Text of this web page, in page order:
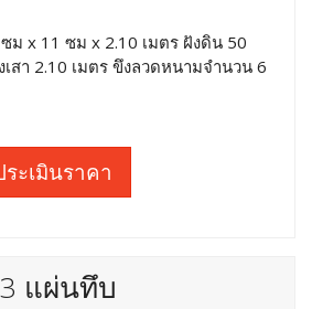
ม x 11 ซม x 2.10 เมตร ฝังดิน 50
เสา 2.10 เมตร ขึงลวดหนามจำนวน 6
ะเมินราคา
แผ่นทึบ